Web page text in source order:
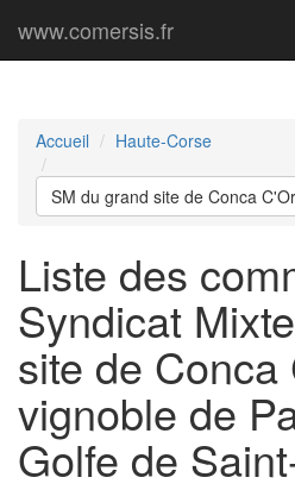
www.comersis.fr
Accueil Haute-Corse
SM du grand site de Conca
Liste des
Syndicat
site de Conca
vignoble de
Golfe de